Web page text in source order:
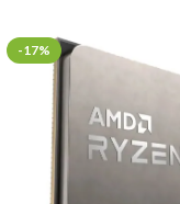
-17%